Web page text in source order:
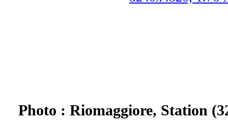
Photo : Riomaggiore, Station